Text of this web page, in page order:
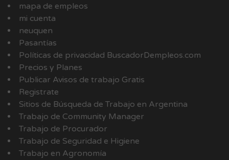
mapa de empleos
mi cuenta
neuquen
Pasantías
Políticas de privacidad BuscadorDempleos.com
Precios y Planes
Publicar Avisos de trabajo Gratis
Registrate
Sitios de Búsqueda de Trabajo en Argentina
Trabajo de Community Manager
Trabajo de Procurador
Trabajo de Seguridad e Higiene
Trabajo en Agronomía